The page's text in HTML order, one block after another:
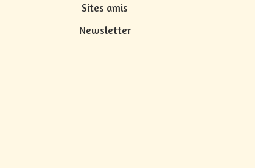
Sites amis
Newsletter